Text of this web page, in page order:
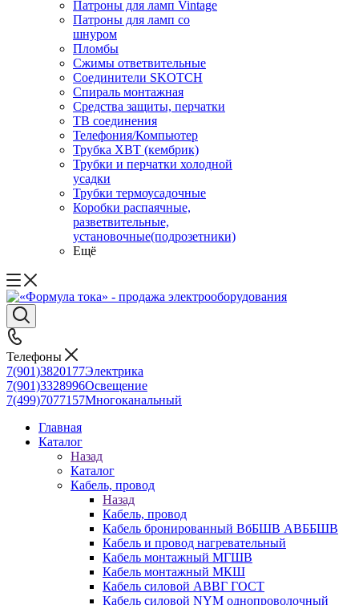
Патроны для ламп Vintage
Патроны для ламп со
шнуром
Пломбы
Сжимы ответвительные
Соединители SKOTCH
Спираль монтажная
Средства защиты, перчатки
ТВ соединения
Телефония/Компьютер
Трубка ХВТ (кембрик)
Трубки и перчатки холодной
усадки
Трубки термоусадочные
Коробки распаячные,
разветвительные,
установочные(подрозетники)
Ещё
Телефоны
7(901)3820177Электрика
7(901)3328996Освещение
7(499)7077157Многоканальный
Главная
Каталог
Назад
Каталог
Кабель, провод
Назад
Кабель, провод
Кабель бронированный ВбБШВ АВББШВ
Кабель и провод нагревательный
Кабель монтажный МГШВ
Кабель монтажный МКШ
Кабель силовой АВВГ ГОСТ
Кабель силовой NYM однопроволочный